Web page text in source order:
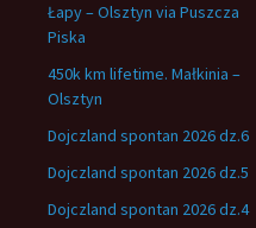
Łapy – Olsztyn via Puszcza
Piska
450k km lifetime. Małkinia –
Olsztyn
Dojczland spontan 2026 dz.6
Dojczland spontan 2026 dz.5
Dojczland spontan 2026 dz.4